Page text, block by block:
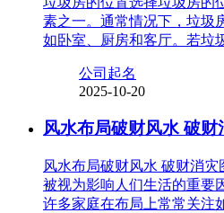
素之一。通常情况下，垃圾
如卧室、厨房和客厅。若垃
公司起名
2025-10-20
风水布局破财风水 破财
风水布局破财风水 破财消
被视为影响人们生活的重要
许多家庭在布局上常常关注